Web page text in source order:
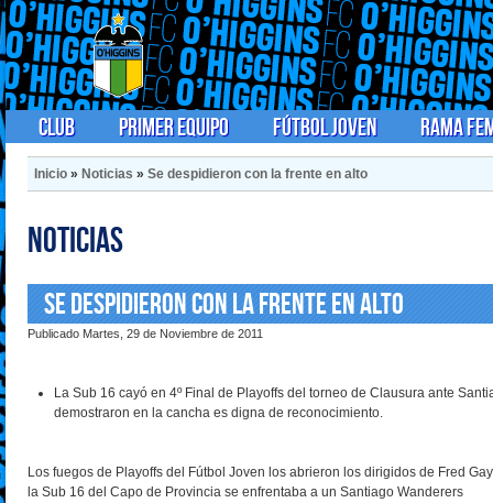
Club Primer Equipo Fútbol Joven Rama
Inicio » Noticias » Se despidieron con la frente en alto
Noticias
Se despidieron con la frente en alto
Publicado Martes, 29 de Noviembre de 2011
La Sub 16 cayó en 4º Final de Playoffs del torneo de Clausura ante
demostraron en la cancha es digna de reconocimiento.
Los fuegos de Playoffs del Fútbol Joven los abrieron los dirigidos de Fred
la Sub 16 del Capo de Provincia se enfrentaba a un Santiago Wanderers